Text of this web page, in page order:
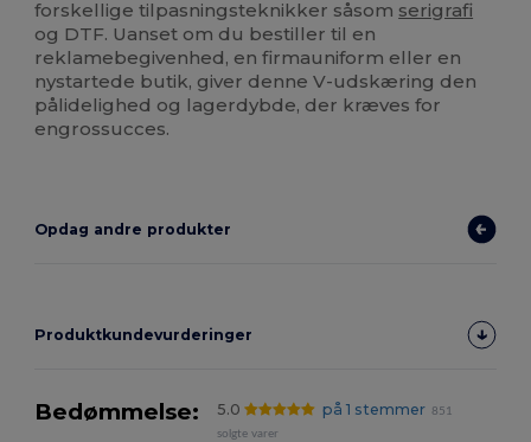
forskellige tilpasningsteknikker såsom serigrafi
og DTF. Uanset om du bestiller til en
reklamebegivenhed, en firmauniform eller en
nystartede butik, giver denne V-udskæring den
pålidelighed og lagerdybde, der kræves for
engrossucces.
Opdag andre produkter
Produktkundevurderinger
Bedømmelse: 5.0 på 1 stemmer
851
solgte varer